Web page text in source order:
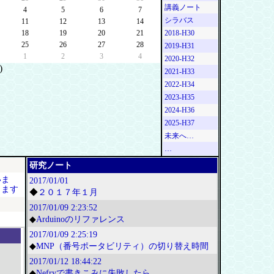
4
5 6
7
11
12 13
14
18
19 20
21
25
26 27
28
1
2 3 4
)
講義ノート
シラバス
2018-H30
2019-H31
2020-H32
2021-H33
2022-H34
2023-H35
2024-H36
2025-H37
未来へ…
…
す
研究ノート
2017/01/01
◆ ２０１７年１月
2017/01/09 2:23:52
◆Arduinoのリファレンス
2017/01/09 2:25:19
◆MNP（番号ポータビリティ）の切り替え時間
2017/01/12 18:44:22